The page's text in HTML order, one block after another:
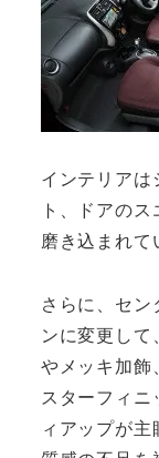
インテリア
ト、ドアの
磨き込まれて
さらに、セ
ンに変更し
やメッキ加飾
スターフィ
ィアップが